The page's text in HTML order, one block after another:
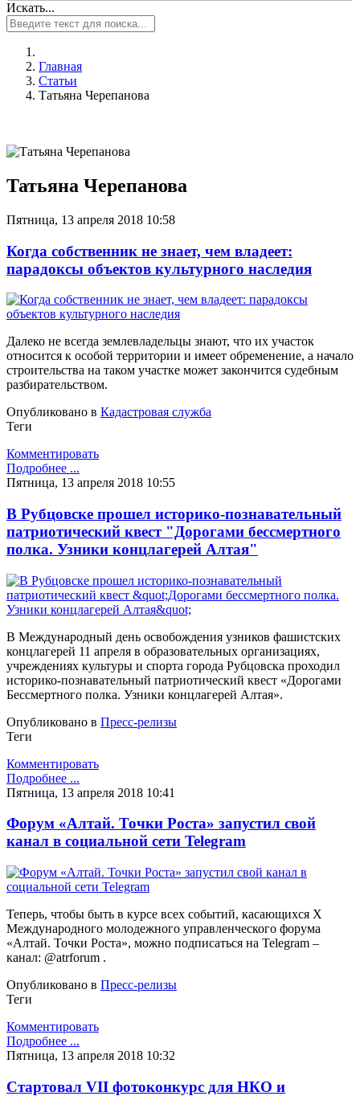
Искать...
Главная
Статьи
Татьяна Черепанова
Татьяна Черепанова
Пятница, 13 апреля 2018 10:58
Когда собственник не знает, чем владеет:
парадоксы объектов культурного наследия
Далеко не всегда землевладельцы знают, что их участок
относится к особой территории и имеет обременение, а начало
строительства на таком участке может закончится судебным
разбирательством.
Опубликовано в Кадастровая служба
Теги
Комментировать
Подробнее ...
Пятница, 13 апреля 2018 10:55
В Рубцовске прошел историко-познавательный
патриотический квест "Дорогами бессмертного
полка. Узники концлагерей Алтая"
В Международный день освобождения узников фашистских
концлагерей 11 апреля в образовательных организациях,
учреждениях культуры и спорта города Рубцовска проходил
историко-познавательный патриотический квест «Дорогами
Бессмертного полка. Узники концлагерей Алтая».
Опубликовано в Пресс-релизы
Теги
Комментировать
Подробнее ...
Пятница, 13 апреля 2018 10:41
Форум «Алтай. Точки Роста» запустил свой
канал в социальной сети Telegram
Теперь, чтобы быть в курсе всех событий, касающихся Х
Международного молодежного управленческого форума
«Алтай. Точки Роста», можно подписаться на Telegram –
канал: @atrforum .
Опубликовано в Пресс-релизы
Теги
Комментировать
Подробнее ...
Пятница, 13 апреля 2018 10:32
Стартовал VII фотоконкурс для НКО и